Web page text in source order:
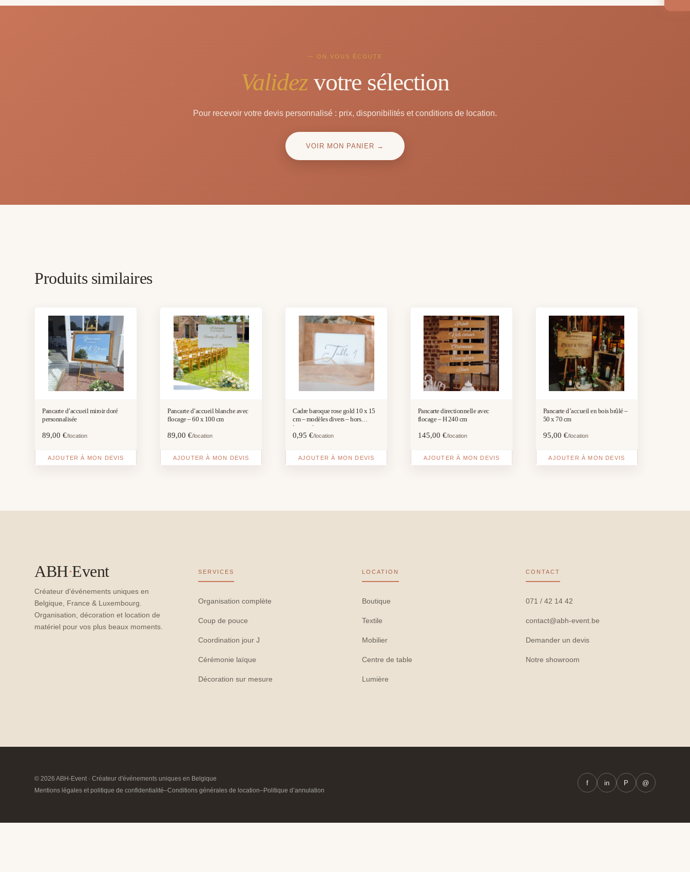
— ON VOUS ÉCOUTE
Validez votre sélection
Pour recevoir votre devis personnalisé : prix, disponibilités et conditions de location.
VOIR MON PANIER →
Produits similaires
Pancarte d’accueil miroir doré
personnalisée
89,00€/location
AJOUTER À MON DEVIS
Pancarte d’accueil blanche avec
flocage – 60 x 100 cm
89,00€/location
AJOUTER À MON DEVIS
Cadre baroque rose gold 10 x 15
cm – modèles divers – hors
impression
0,95€/location
AJOUTER À MON DEVIS
Pancarte directionnelle avec
flocage – H 240 cm
145,00 €/location
AJOUTER À MON DEVIS
Pancarte d’accueil en bois brûlé –
50 x 70 cm
95,00 €/location
AJOUTER À MON DEVIS
ABH·Event
Créateur d'événements uniques en
Belgique, France & Luxembourg.
Organisation, décoration et location de
matériel pour vos plus beaux moments.
SERVICES
Organisation complète
Coup de pouce
Coordination jour J
Cérémonie laïque
Décoration sur mesure
LOCATION
Boutique
Textile
Mobilier
Centre de table
Lumière
CONTACT
071 / 42 14 42
contact@abh-event.be
Demander un devis
Notre showroom
© 2026 ABH-Event · Créateur d'événements uniques en Belgique
Mentions légales et politique de confidentialité–Conditions générales de location–Politique d’annulation
f in P @